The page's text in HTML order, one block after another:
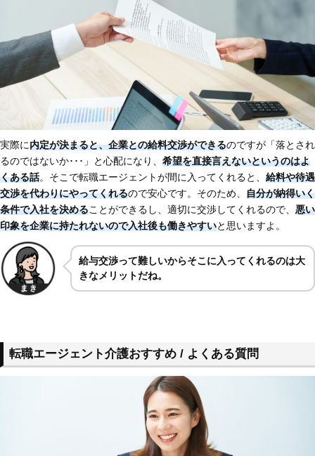
実際に内定が決まると、企業との給料交渉ができるのですが「落とされ
るのではないか･･･」と心配になり、 希望を直接言えないというのはよ
くある話。そこで転職エージェントが間に入ってくれると、 給料や待遇
交渉を代わりにやってくれるので安心です。そのため、 自分が納得いく
条件で入社を決めることができるし、適切に交渉してくれるので、 悪い
印象を企業に持たれないので入社後も働きやすいと思いますよ。
給与交渉って難しいからそこに入ってくれるのは大
きなメリットだね。
転職エージェント介護おすすめ / よくある質問